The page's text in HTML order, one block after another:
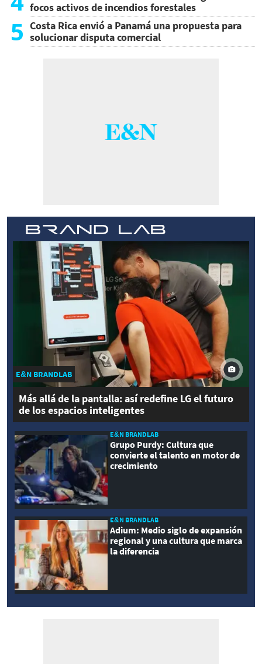
focos activos de incendios forestales
5 Costa Rica envió a Panamá una propuesta para
solucionar disputa comercial
E&N BRANDLAB
Más allá de la pantalla: así redefine LG el futuro
de los espacios inteligentes
E&N BRANDLAB
Grupo Purdy: Cultura que
convierte el talento en motor de
crecimiento
E&N BRANDLAB
Adium: Medio siglo de expansión
regional y una cultura que marca
la diferencia